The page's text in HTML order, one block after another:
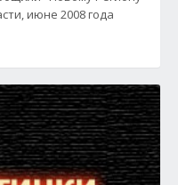
июне 2008 года